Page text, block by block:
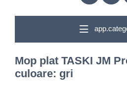
Mop plat TASKI JM
culoare: gri